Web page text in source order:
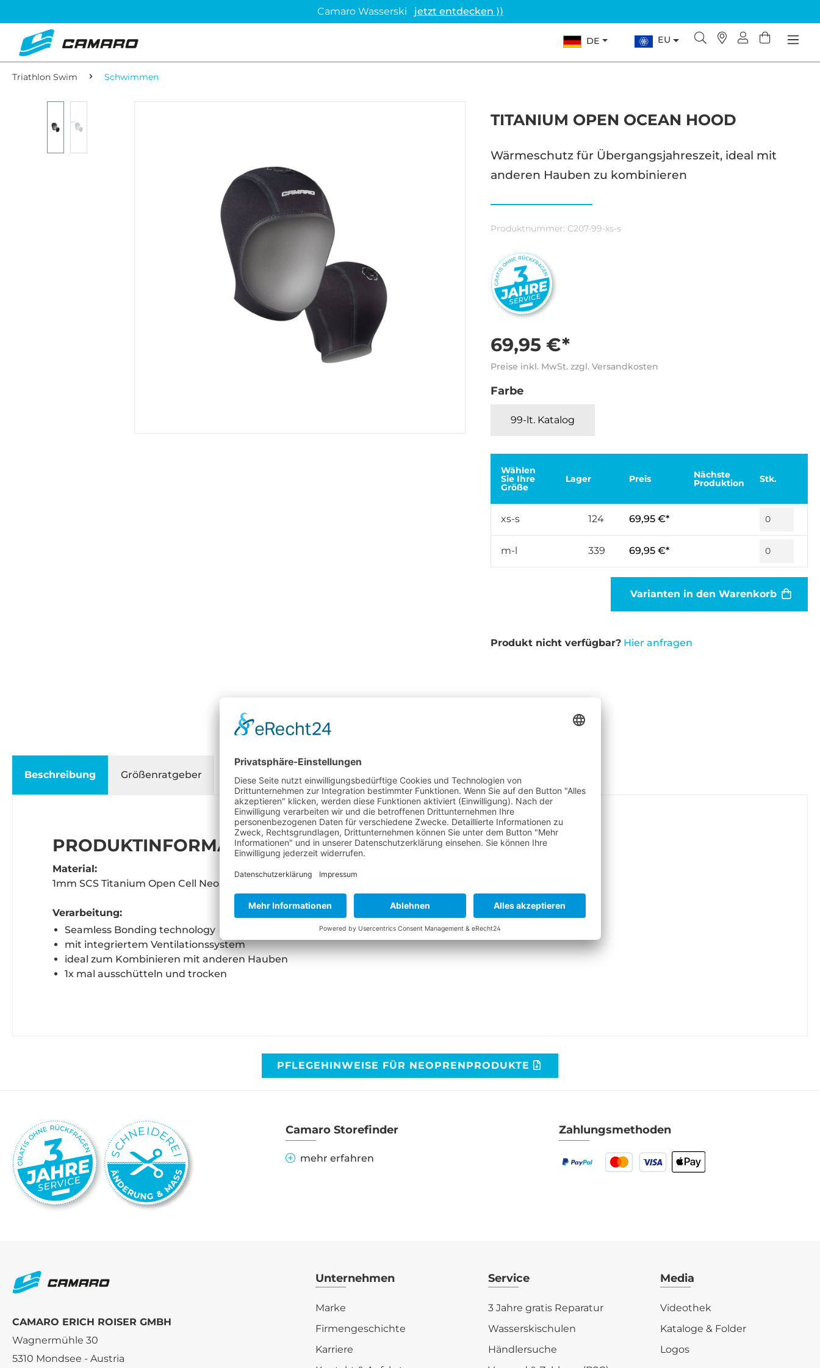
Camaro Wasserski jetzt entdecken ⟩⟩
DE EU
Triathlon Swim Schwimmen
TITANIUM OPEN OCEAN HOOD
Wärmeschutz für Übergangsjahreszeit, ideal mit
anderen Hauben zu kombinieren
Produktnummer: C207-99-xs-s
69,95 €*
Preise inkl. MwSt. zzgl. Versandkosten
Farbe
99-lt. Katalog
Wählen
Sie Ihre
Größe
Lager Preis Nächste
Produktion Stk.
xs-s 124 69,95 €*
m-l 339 69,95 €*
Varianten in den Warenkorb
Produkt nicht verfügbar? Hier anfragen
Beschreibung Größenratgeber
PRODUKTINFORMATIONEN "TITANIUM OPEN OCEAN HOOD"
Material:
1mm SCS Titanium Open Cell Neopren
Verarbeitung:
Seamless Bonding technology
mit integriertem Ventilationssystem
ideal zum Kombinieren mit anderen Hauben
1x mal ausschütteln und trocken
PFLEGEHINWEISE FÜR NEOPRENPRODUKTE
Camaro Storefinder
mehr erfahren
Zahlungsmethoden
CAMARO ERICH ROISER GMBH
Wagnermühle 30
5310 Mondsee - Austria
Unternehmen
Marke
Firmengeschichte
Karriere
Service
3 Jahre gratis Reparatur
Wasserskischulen
Händlersuche
Media
Videothek
Kataloge & Folder
Logos